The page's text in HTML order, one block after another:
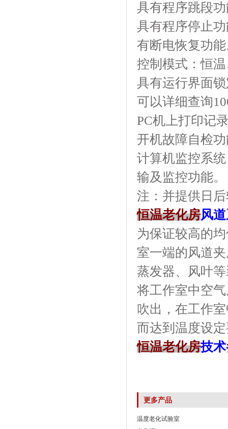
具有程序跳段功能
具有程序停止功能
有断电恢复功能
控制模式：恒温
具有运行界面锁
可以详细查询100
PC机上打印记
开机故障自检功能
计算机监控系统
输及监控功能。
注：并提供日
恒温老化房风
为保证较高的均
室一端的风道夹层
蒸发器、风叶
将工作室中空气
吹出，在工作
而达到温度设定要
恒温老化房技
更多产品
温度老化试验室